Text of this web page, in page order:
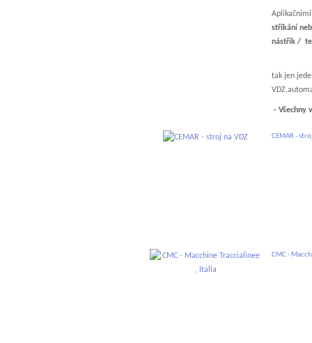
stříkání
nástřik /
tak jen
- Všechny
CEMAR -
CMC -